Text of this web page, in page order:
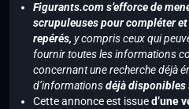
Figurants.com s’efforce de
scrupuleuses pour compléter
repérés, y compris ceux qui
fournir toutes les informations
concernant une recherche déjà
d’informationsdéjà disponibles
Cette annonce est issued’une